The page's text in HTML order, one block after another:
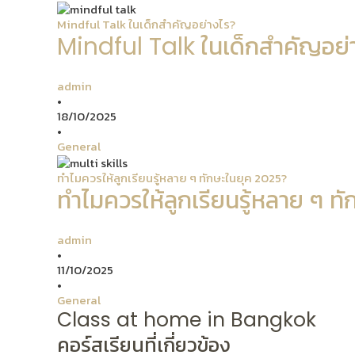
Mindful Talk ในเด็กสำคัญอย่างไร?
Mindful Talk ในเด็กสำคัญอย่
admin
•
18/10/2025
•
General
ทำไมควรให้ลูกเรียนรู้หลาย ๆ ทักษะในยุค 2025?
ทำไมควรให้ลูกเรียนรู้หลาย ๆ
admin
•
11/10/2025
•
General
Class at home in Bangkok
คอร์สเรียนที่เกี่ยวข้อง